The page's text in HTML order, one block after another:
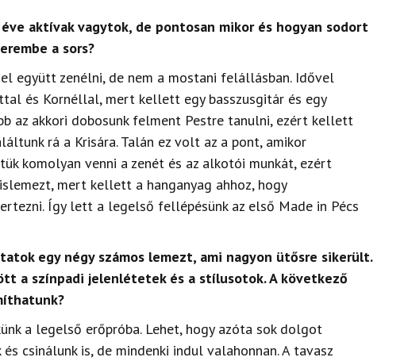
aktívak vagytok, de pontosan mikor és hogyan sodort
a sors?
együtt zenélni, de nem a mostani felállásban. Idővel
és Kornéllal, mert kellett egy basszusgitár és egy
az akkori dobosunk felment Pestre tanulni, ezért kellett
rá a Krisára. Talán ez volt az a pont, amikor
komolyan venni a zenét és az alkotói munkát, ezért
mert kellett a hanganyag ahhoz, hogy
Így lett a legelső fellépésünk az első Made in Pécs
egy négy számos lemezt, ami nagyon ütősre sikerült.
a színpadi jelenlétetek és a stílusotok. A következő
a legelső erőpróba. Lehet, hogy azóta sok dolgot
és csinálunk is, de mindenki indul valahonnan. A tavasz